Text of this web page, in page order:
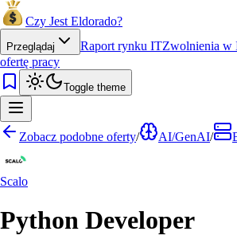
Czy Jest Eldorado?
Przeglądaj Raport rynku ITZwolnienia w
ofertę pracy
Toggle theme
Zobacz podobne oferty/ AI/GenAI/
Scalo
Python Developer